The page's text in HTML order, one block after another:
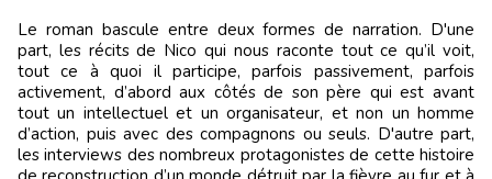
Le roman bascule entre deux formes de narration. D'une
part, les récits de Nico qui nous raconte tout ce qu’il voit,
tout ce à quoi il participe, parfois passivement, parfois
activement, d’abord aux côtés de son père qui est avant
tout un intellectuel et un organisateur, et non un homme
d’action, puis avec des compagnons ou seuls. D'autre part,
les interviews des nombreux protagonistes de cette histoire